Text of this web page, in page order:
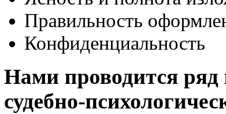
Правильность
Конфиденциальность
Нами проводится
судебно-